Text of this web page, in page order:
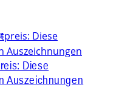
Diese
Auszeichnungen